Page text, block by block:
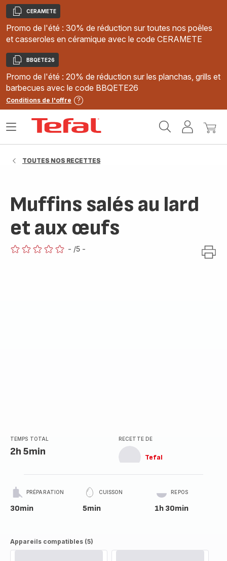
Copier
CERAMETE
Promo de l'été : 30% de réduction sur toutes nos poêles
et casseroles en céramique avec le code CERAMETE
Copier
BBQETE26
Promo de l'été : 20% de réduction sur les planchas, grills et
barbecues avec le code BBQETE26
Conditions de l'offre
MonMon
Ouvrir
TOUTES NOS RECETTES
Muffins salés au lard
et aux œufs
- /5 -
TEMPS TOTAL
2h 5min
RECETTE DE
Tefal
PRÉPARATION
30min
CUISSON
5min
REPOS
1h 30min
Appareils compatibles (5)